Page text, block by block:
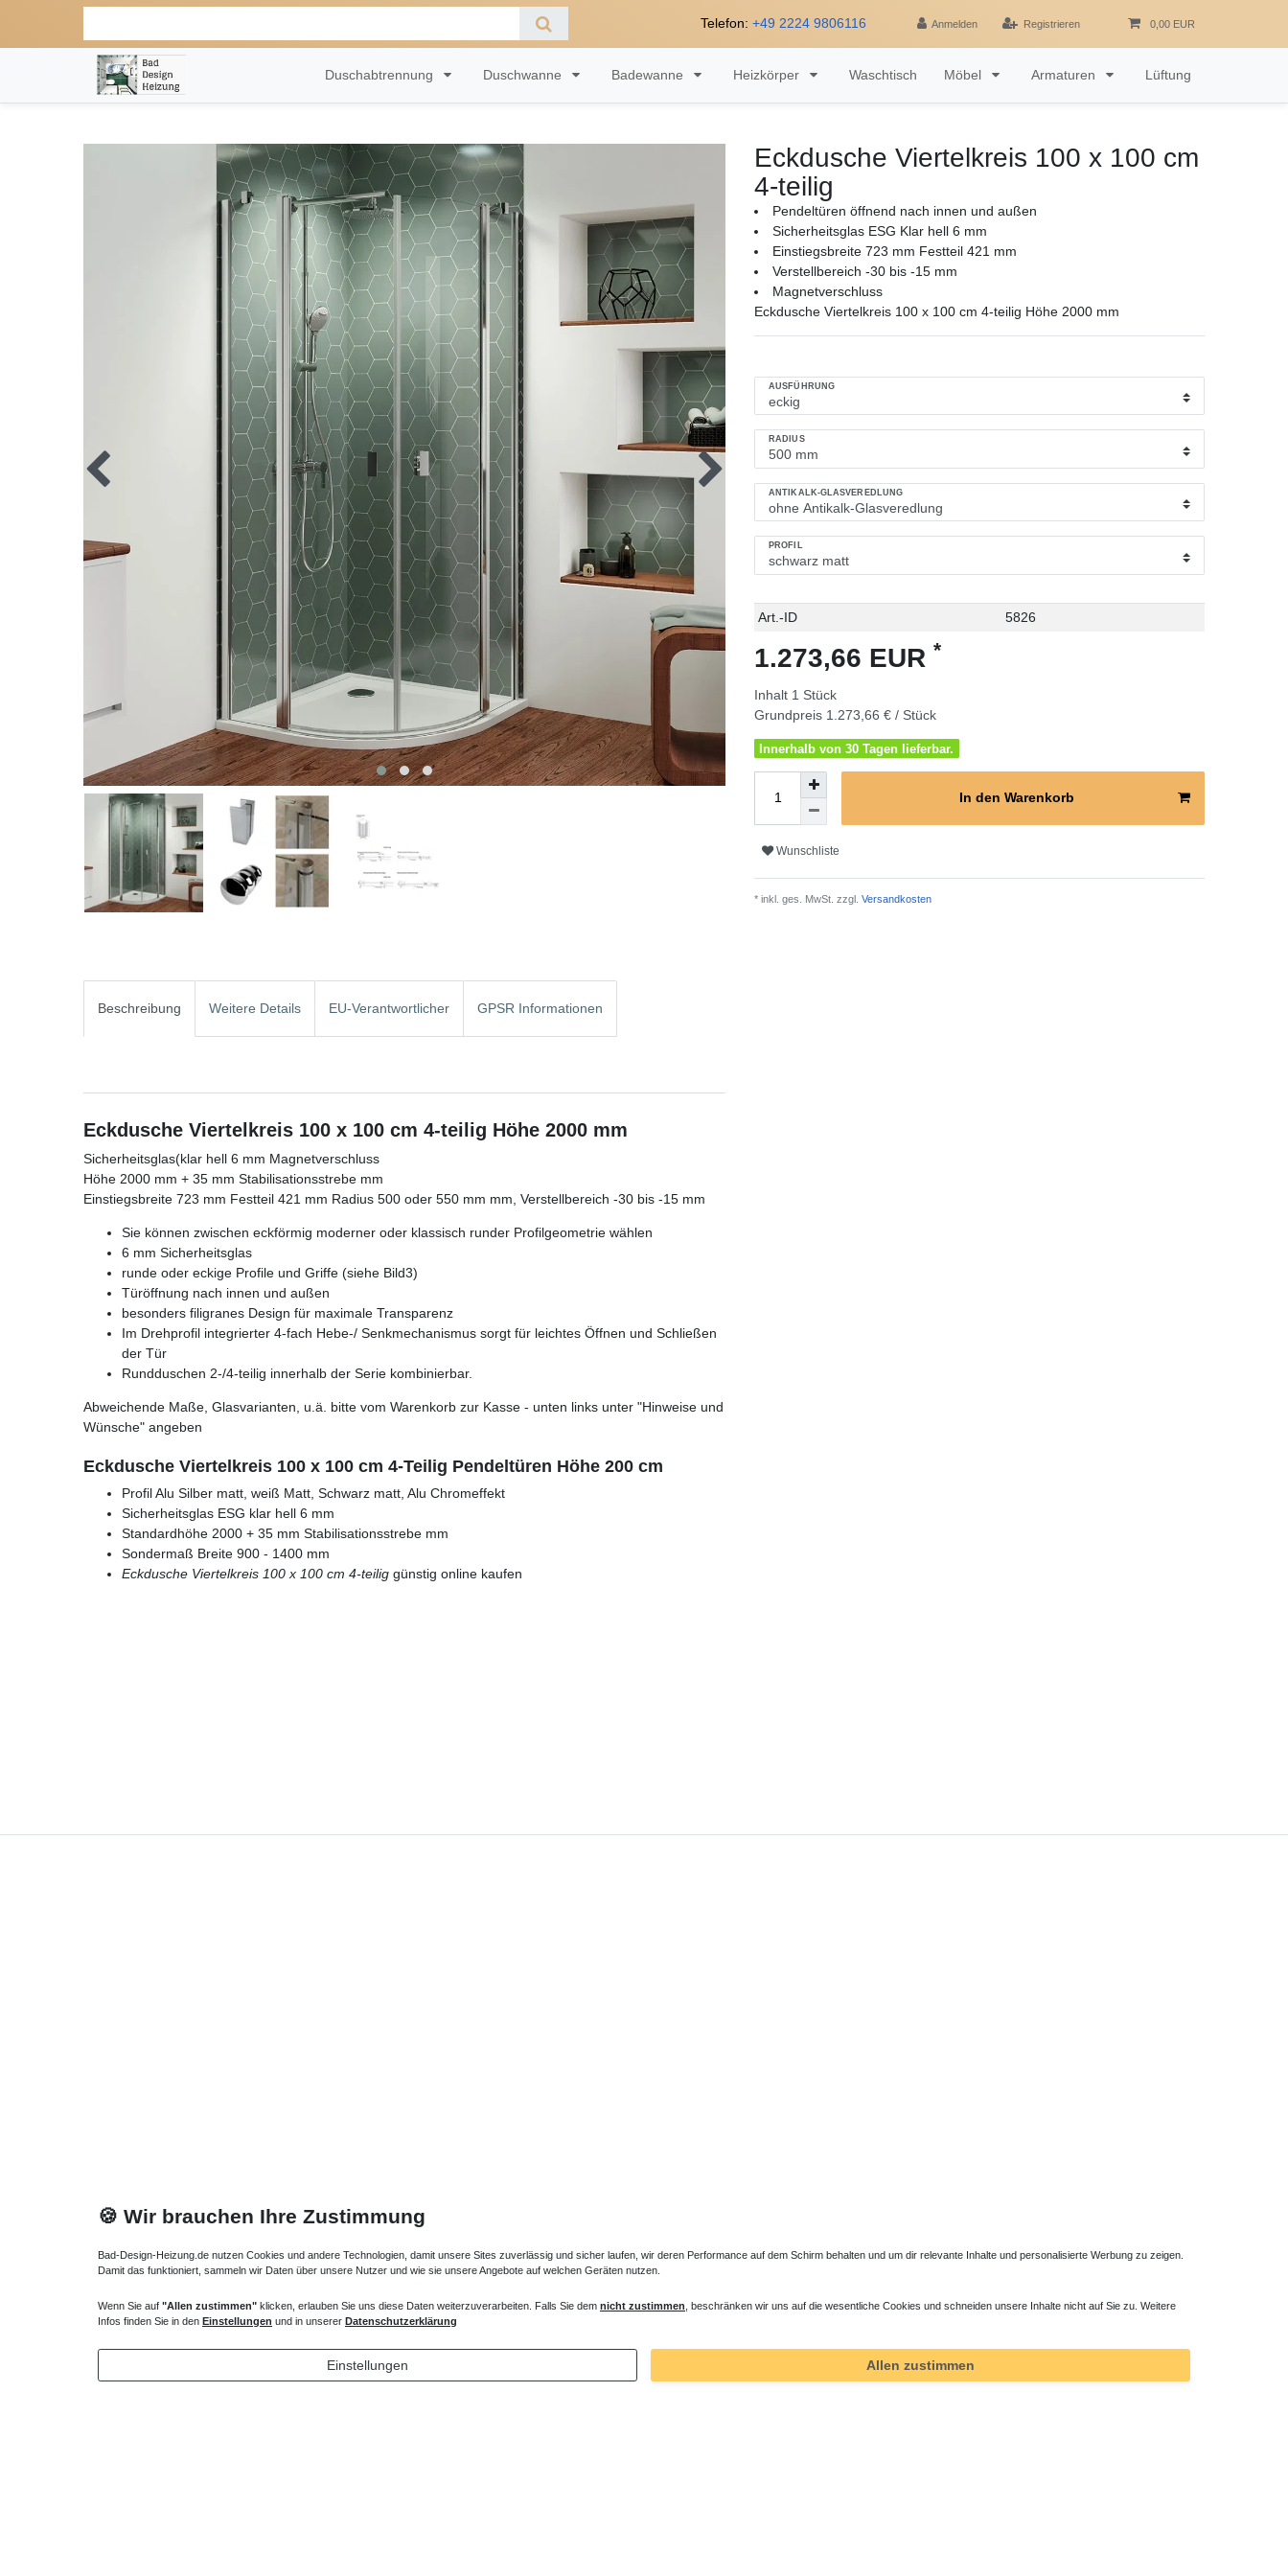
Telefon: +49 2224 9806116 Anmelden Registrieren 0,00 EUR
Duschabtrennung Duschwanne Badewanne Heizkörper Waschtisch Möbel Armaturen Lüftung
Eckdusche Viertelkreis 100 x 100 cm
4-teilig
Pendeltüren öffnend nach innen und außen
Sicherheitsglas ESG Klar hell 6 mm
Einstiegsbreite 723 mm Festteil 421 mm
Verstellbereich -30 bis -15 mm
Magnetverschluss
Eckdusche Viertelkreis 100 x 100 cm 4-teilig Höhe 2000 mm
AUSFÜHRUNG
RADIUS
ANTIKALK-GLASVEREDLUNG
PROFIL
Technisches
Wert
Art.-ID 5826
1.273,66 EUR *
Inhalt 1 Stück
Grundpreis 1.273,66 € / Stück
Innerhalb von 30 Tagen lieferbar.
In den Warenkorb
Wunschliste
* inkl. ges. MwSt. zzgl. Versandkosten
Beschreibung Weitere Details EU-Verantwortlicher GPSR Informationen
Eckdusche Viertelkreis 100 x 100 cm 4-teilig Höhe 2000 mm
Sicherheitsglas(klar hell 6 mm Magnetverschluss
Höhe 2000 mm + 35 mm Stabilisationsstrebe mm
Einstiegsbreite 723 mm Festteil 421 mm Radius 500 oder 550 mm mm, Verstellbereich -30 bis -15 mm
Sie können zwischen eckförmig moderner oder klassisch runder Profilgeometrie wählen
6 mm Sicherheitsglas
runde oder eckige Profile und Griffe (siehe Bild3)
Türöffnung nach innen und außen
besonders filigranes Design für maximale Transparenz
Im Drehprofil integrierter 4-fach Hebe-/ Senkmechanismus sorgt für leichtes Öffnen und Schließen
der Tür
Rundduschen 2-/4-teilig innerhalb der Serie kombinierbar.
Abweichende Maße, Glasvarianten, u.ä. bitte vom Warenkorb zur Kasse - unten links unter "Hinweise und
Wünsche" angeben
Eckdusche Viertelkreis 100 x 100 cm 4-Teilig Pendeltüren Höhe 200 cm
Profil Alu Silber matt, weiß Matt, Schwarz matt, Alu Chromeffekt
Sicherheitsglas ESG klar hell 6 mm
Standardhöhe 2000 + 35 mm Stabilisationsstrebe mm
Sondermaß Breite 900 - 1400 mm
Eckdusche Viertelkreis 100 x 100 cm 4-teilig günstig online kaufen
Duschtasse Viertelkreis 100 x 100 x 6,5 cm R50
435,75 € *
Viertelkreis Mineralguss Duschwanne 100 x 100 x
2 cm
549,15 € *
*inkl. ges. MwSt.
Duschtasse rund superflach 100 x 100 x 2,5 cm
379,05 € *
Duschwanne Viertelkreis 100 x 100 x 1,5 cm R50
458,00 € *
*inkl. ges. MwSt.
🍪 Wir brauchen Ihre Zustimmung
Bad-Design-Heizung.de nutzen Cookies und andere Technologien, damit unsere Sites zuverlässig und sicher laufen, wir deren Performance auf dem Schirm behalten und um dir relevante Inhalte und personalisierte Werbung zu zeigen.
Damit das funktioniert, sammeln wir Daten über unsere Nutzer und wie sie unsere Angebote auf welchen Geräten nutzen.
Wenn Sie auf "Allen zustimmen" klicken, erlauben Sie uns diese Daten weiterzuverarbeiten. Falls Sie dem nicht zustimmen , beschränken wir uns auf die wesentliche Cookies und schneiden unsere Inhalte nicht auf Sie zu. Weitere
Infos finden Sie in den Einstellungen und in unserer Datenschutzerklärung
Einstellungen Allen zustimmen